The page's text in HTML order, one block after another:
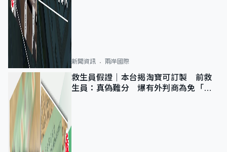
新聞資訊 兩岸國際
救生員假證｜本台揭淘寶可訂製 前救
生員：真偽難分 爆有外判商為免「封